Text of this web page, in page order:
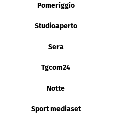
Pomeriggio
Studioaperto
Sera
Tgcom24
Notte
Sport mediaset